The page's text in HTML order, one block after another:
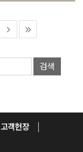
검색
고객헌장